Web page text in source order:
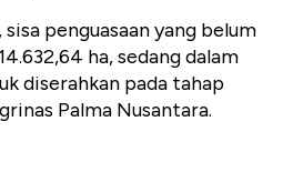
penguasaan yang belum
ha, sedang dalam
diserahkan pada tahap
Palma Nusantara.